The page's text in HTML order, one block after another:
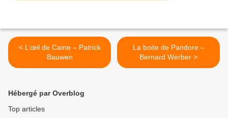
< L’œil de Caine – Patrick
Bauwen
La boite de Pandore –
Bernard Werber >
Hébergé par Overblog
Top articles